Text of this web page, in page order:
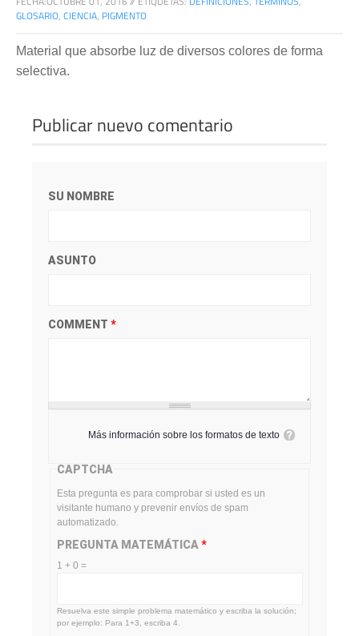
GLOSARIO, CIENCIA, PIGMENTO
Material que absorbe luz de diversos colores de forma
selectiva.
Publicar nuevo comentario
SU NOMBRE
ASUNTO
COMMENT *
Más información sobre los formatos de texto
CAPTCHA
Esta pregunta es para comprobar si usted es un
visitante humano y prevenir envíos de spam
automatizado.
PREGUNTA MATEMÁTICA *
1 + 0 =
Resuelva este simple problema matemático y escriba la solución;
por ejemplo: Para 1+3, escriba 4.